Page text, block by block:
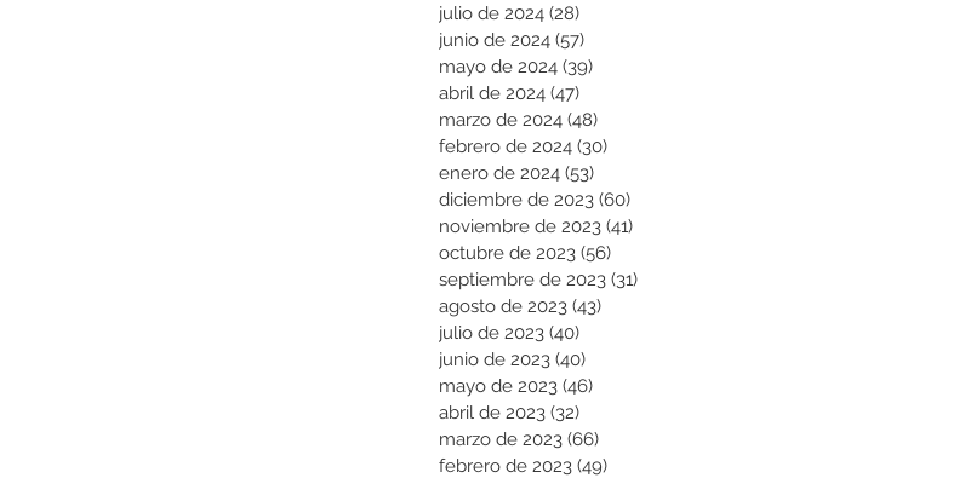
julio de 2024 (28)
junio de 2024 (57)
mayo de 2024 (39)
abril de 2024 (47)
marzo de 2024 (48)
febrero de 2024 (30)
enero de 2024 (53)
diciembre de 2023 (60)
noviembre de 2023 (41)
octubre de 2023 (56)
septiembre de 2023 (31)
agosto de 2023 (43)
julio de 2023 (40)
junio de 2023 (40)
mayo de 2023 (46)
abril de 2023 (32)
marzo de 2023 (66)
febrero de 2023 (49)